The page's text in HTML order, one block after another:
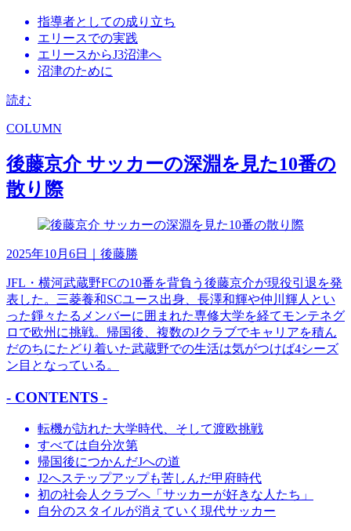
指導者としての成り立ち
エリースでの実践
エリースからJ3沼津へ
沼津のために
読む
COLUMN
後藤京介 サッカーの深淵を見た10番の
散り際
2025年10月6日 ｜後藤勝
JFL・横河武蔵野FCの10番を背負う後藤京介が現役引退を発
表した。三菱養和SCユース出身、長澤和輝や仲川輝人とい
った錚々たるメンバーに囲まれた専修大学を経てモンテネグ
ロで欧州に挑戦。帰国後、複数のJクラブでキャリアを積ん
だのちにたどり着いた武蔵野での生活は気がつけば4シーズ
ン目となっている。
- CONTENTS -
転機が訪れた大学時代、そして渡欧挑戦
すべては自分次第
帰国後につかんだJへの道
J2へステップアップも苦しんだ甲府時代
初の社会人クラブへ「サッカーが好きな人たち」
自分のスタイルが消えていく現代サッカー